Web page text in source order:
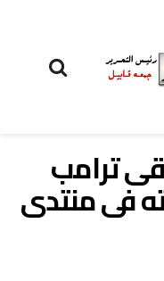
ترامب
فى منتدى